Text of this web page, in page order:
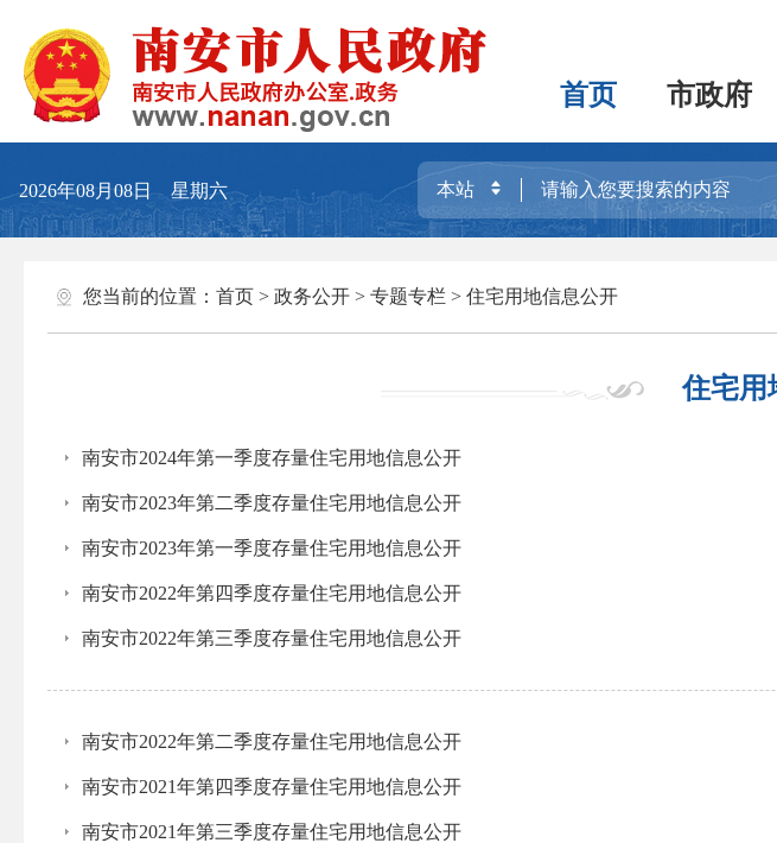
首页 市政府
2026年08月08日 星期六
您当前的位置： 首页 > 政务公开 > 专题专栏 > 住宅用地信息公开
住宅用
南安市2024年第一季度存量住宅用地信息公开
南安市2023年第二季度存量住宅用地信息公开
南安市2023年第一季度存量住宅用地信息公开
南安市2022年第四季度存量住宅用地信息公开
南安市2022年第三季度存量住宅用地信息公开
南安市2022年第二季度存量住宅用地信息公开
南安市2021年第四季度存量住宅用地信息公开
南安市2021年第三季度存量住宅用地信息公开